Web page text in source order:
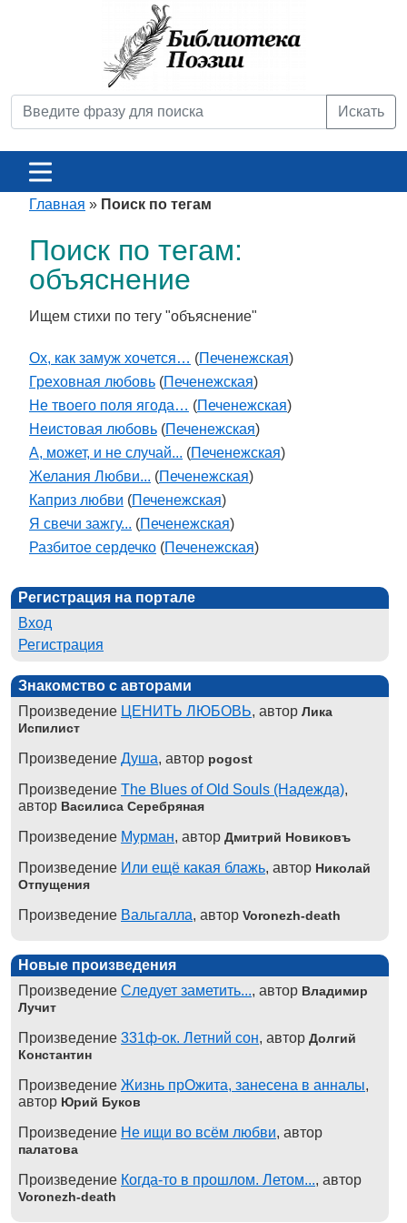
Искать
Главная » Поиск по тегам
Поиск по тегам:
объяснение
Ищем стихи по тегу "объяснение"
Ох, как замуж хочется… (Печенежская)
Греховная любовь (Печенежская)
Не твоего поля ягода… (Печенежская)
Неистовая любовь (Печенежская)
А, может, и не случай... (Печенежская)
Желания Любви... (Печенежская)
Каприз любви (Печенежская)
Я свечи зажгу... (Печенежская)
Разбитое сердечко (Печенежская)
Регистрация на портале
Вход
Регистрация
Знакомство с авторами
Произведение ЦЕНИТЬ ЛЮБОВЬ, автор Лика
Испилист
Произведение Душа, автор pogost
Произведение The Blues of Old Souls (Надежда),
автор Василиса Серебряная
Произведение Мурман, автор Дмитрий Новиковъ
Произведение Или ещё какая блажь, автор Николай
Отпущения
Произведение Вальгалла, автор Voronezh-death
Новые произведения
Произведение Следует заметить..., автор Владимир
Лучит
Произведение 331ф-ок. Летний сон, автор Долгий
Константин
Произведение Жизнь прОжита, занесена в анналы,
автор Юрий Буков
Произведение Не ищи во всём любви, автор
палатова
Произведение Когда-то в прошлом. Летом..., автор
Voronezh-death